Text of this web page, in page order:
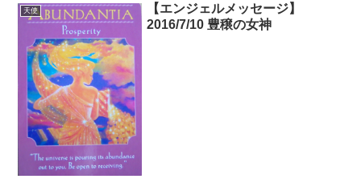
天使
【エンジェルメッセージ】
2016/7/10 豊穣の女神